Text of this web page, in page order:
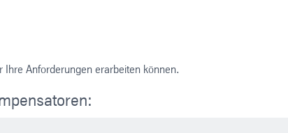
Anforderungen erarbeiten können.